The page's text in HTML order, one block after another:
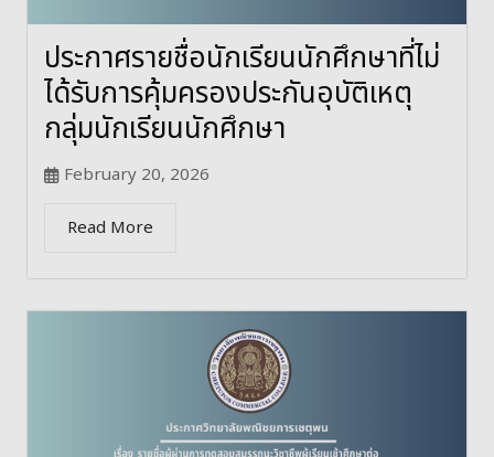
ประกาศรายชื่อนักเรียนนักศึกษาที่ไม่
ได้รับการคุ้มครองประกันอุบัติเหตุ
กลุ่มนักเรียนนักศึกษา
February 20, 2026
Read More